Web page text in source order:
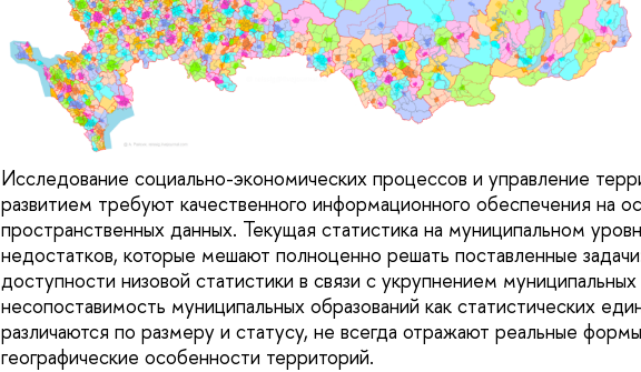
Исследование социально-экономических процессов и управление
развитием требуют качественного информационного обеспечения на
пространственных данных. Текущая статистика на муниципальном
недостатков, которые мешают полноценно решать поставленные
доступности низовой статистики в связи с укрупнением
несопоставимость муниципальных образований как статистических
различаются по размеру и статусу, не всегда отражают реальные
географические особенности территорий.